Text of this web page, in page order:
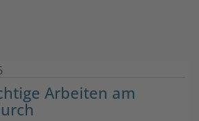
Arbeiten am